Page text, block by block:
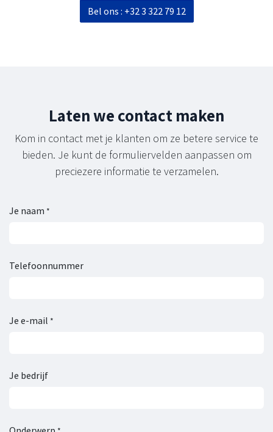
Bel ons : +32 3 322 79 12
Laten we contact maken
Kom in contact met je klanten om ze betere service te
bieden. Je kunt de formuliervelden aanpassen om
preciezere informatie te verzamelen.
Je naam *
Telefoonnummer
Je e-mail *
Je bedrijf